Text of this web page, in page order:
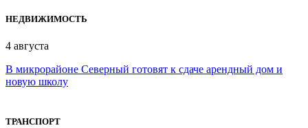
НЕДВИЖИМОСТЬ
4 августа
В микрорайоне Северный готовят к сдаче арендный дом и
новую школу
ТРАНСПОРТ